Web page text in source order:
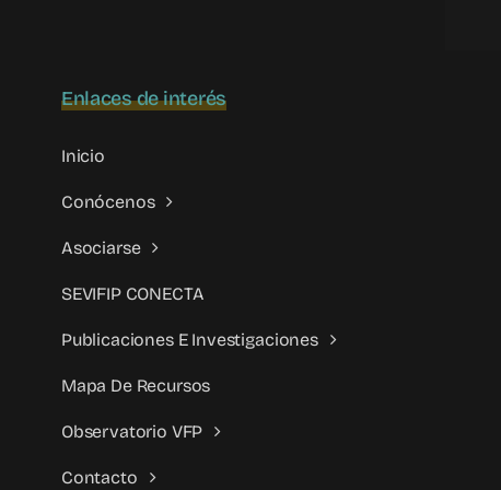
Enlaces de interés
Inicio
Conócenos
Asociarse
SEVIFIP CONECTA
Publicaciones E Investigaciones
Mapa De Recursos
Observatorio VFP
Contacto